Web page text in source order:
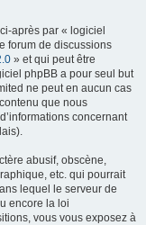
après par « logiciel
forum de discussions
» et qui peut être
phpBB a pour seul but
ne peut en aucun cas
que nous
concernant
abusif, obscène,
etc. qui pourrait
lequel le serveur de
encore la loi
vous vous exposez à